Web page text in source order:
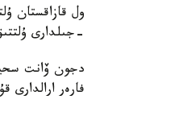
-جىلدارى
فارەر